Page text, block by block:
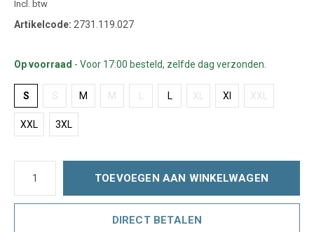
Incl. btw
Artikelcode: 2731.119.027
Op voorraad - Voor 17:00 besteld, zelfde dag verzonden.
S S M M L XL Xl XXL
XXL 3XL
TOEVOEGEN AAN WINKELWAGEN
DIRECT BETALEN